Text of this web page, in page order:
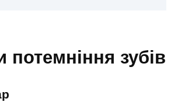
потемніння зубів